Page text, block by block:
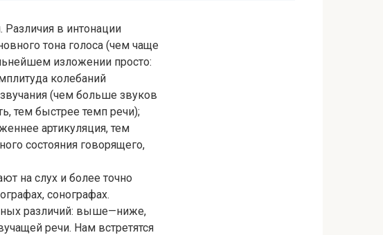
в интонации
тона голоса (чем чаще
изложении просто:
колебаний
(чем больше звуков
тем быстрее темп речи);
артикуляция, тем
состояния говорящего,
на слух и более точно
сонографах.
различий: выше—ниже,
речи. Нам встретятся